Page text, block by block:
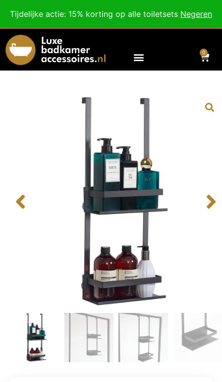
Tijdelijke actie: 15% korting op alle toiletsets Negeren
Voor 18:00 besteld, morgen in huis!
0